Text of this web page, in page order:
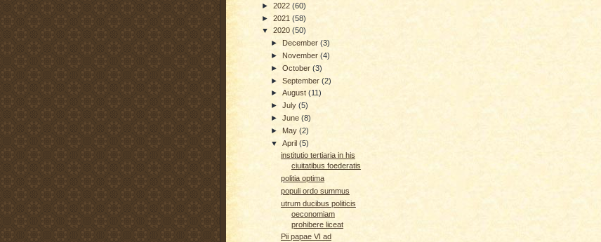
► 2022 (60)
► 2021 (58)
▼ 2020 (50)
►
December(3)
►November(4)
►October(3)
►September(2)
►August(11)
►July(5)
►June(8)
►May(2)
▼April(5)
institutio tertiaria in his
ciuitatibus foederatis
politia optima
populi ordo summus
utrum ducibus politicis
oeconomiam
prohibere liceat
Pii papae VI ad